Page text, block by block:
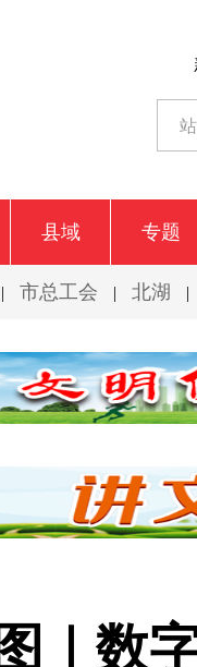
县域 专题
| 市总工会 | 北湖 |
图｜数